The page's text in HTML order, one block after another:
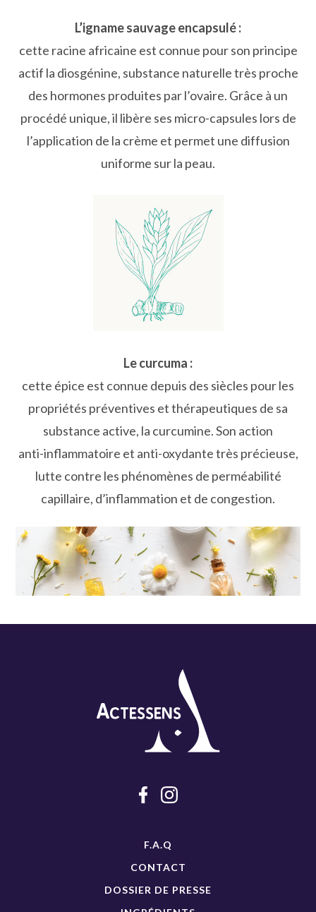
L’igname sauvage encapsulé :
cette racine africaine est connue pour son principe
actif la diosgénine, substance naturelle très proche
des hormones produites par l’ovaire. Grâce à un
procédé unique, il libère ses micro-capsules lors de
l’application de la crème et permet une diffusion
uniforme sur la peau.
Le curcuma :
cette épice est connue depuis des siècles pour les
propriétés préventives et thérapeutiques de sa
substance active, la curcumine. Son action
anti-inflammatoire et anti-oxydante très précieuse,
lutte contre les phénomènes de perméabilité
capillaire, d’inflammation et de congestion.
F.A.Q
CONTACT
DOSSIER DE PRESSE